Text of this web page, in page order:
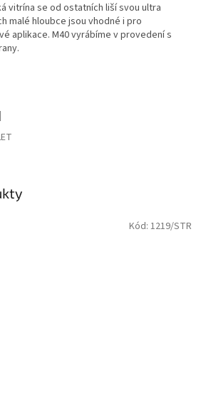
vitrína se od ostatních liší svou ultra
malé hloubce jsou vhodné i pro
aplikace. M40 vyrábíme v provedení s
Kód: 1219/STR